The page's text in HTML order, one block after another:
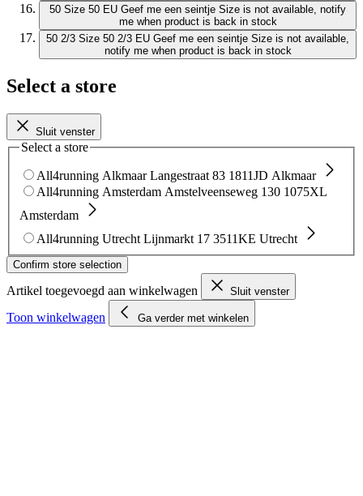
50 Size 50 EU Geef me een seintje Size is not available, notify
me when product is back in stock
50 2/3 Size 50 2/3 EU Geef me een seintje Size is not available,
notify me when product is back in stock
Select a store
Sluit venster
Select a store
All4running Alkmaar Langestraat 83 1811JD Alkmaar
All4running Amsterdam Amstelveenseweg 130 1075XL
Amsterdam
All4running Utrecht Lijnmarkt 17 3511KE Utrecht
Confirm store selection
Artikel toegevoegd aan winkelwagen Sluit venster
Toon winkelwagen Ga verder met winkelen